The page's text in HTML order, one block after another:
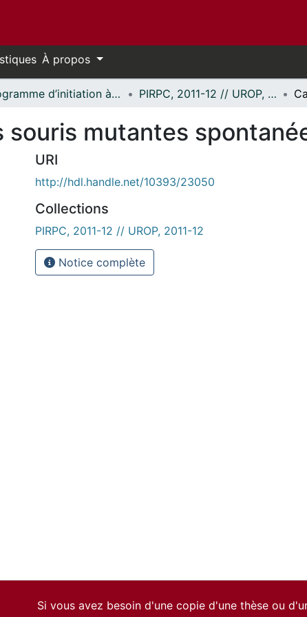
À propos
Programme d’initiation à la recherche au premier cycle (PIRPC) // Undergraduate Research Opportunity Program (UROP) PIRPC, 2011-12 // UROP, 2011-12
mutantes
URI
http://hdl.handle.net/10393/23050
Collections
PIRPC, 2011-12 // UROP, 2011-12
Notice complète
Si vous avez besoin d'une copie d'une thèse ou